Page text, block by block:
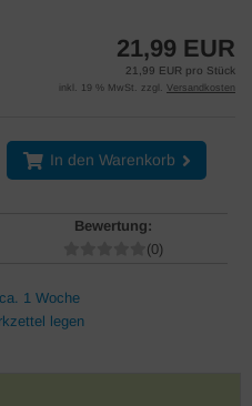
21,99 EUR
21,99 EUR pro Stück
inkl. 19 % MwSt. zzgl. Versandkosten
In den Warenkorb
Bewertung:
(0)
ca. 1 Woche